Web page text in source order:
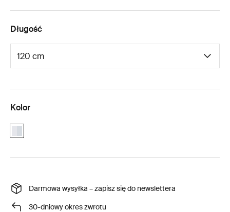
Długość
Kolor
Darmowa wysyłka – zapisz się do newslettera
30-dniowy okres zwrotu